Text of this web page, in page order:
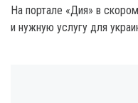
На портале «Дия» в
и нужную услугу для